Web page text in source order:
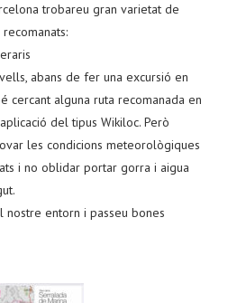
trobareu gran varietat de
abans de fer una excursió en
cercant alguna ruta recomanada en
del tipus Wikiloc. Però
les condicions meteorològiques
i no oblidar portar gorra i aigua
entorn i passeu bones